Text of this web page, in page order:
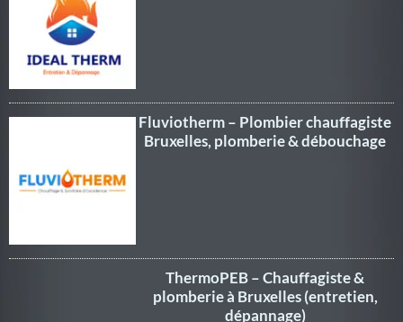
Fluviotherm – Plombier chauffagiste
Bruxelles, plomberie & débouchage
ThermoPEB – Chauffagiste &
plomberie à Bruxelles (entretien,
dépannage)